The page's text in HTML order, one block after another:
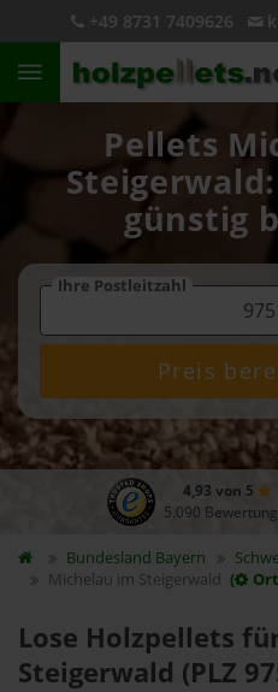
+49 8731 7409626
Pellets
günstig
Ihre Postleitzahl
Preis
4,93 von 5
5.090
Bundesland Bayern
Michelau im Steigerwald (
Lose Holzpellets
Steigerwald (PLZ